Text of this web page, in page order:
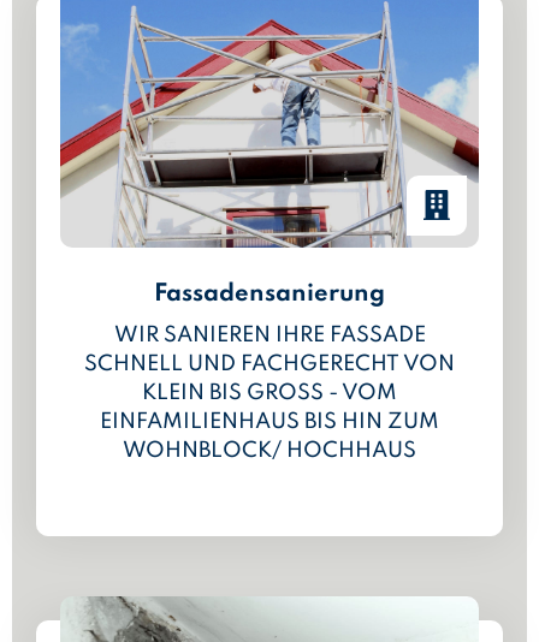
Fassadensanierung
WIR SANIEREN IHRE FASSADE
SCHNELL UND FACHGERECHT VON
KLEIN BIS GROSS - VOM E
INFAMILIENHAUS BIS HIN ZUM W
OHNBLOCK/ HOCHHAUS